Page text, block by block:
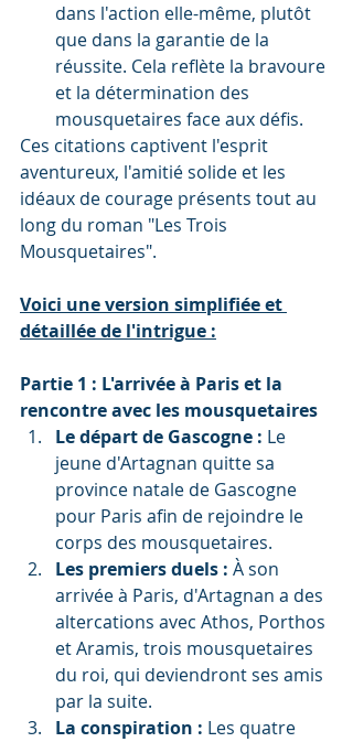
dans l'action elle-même, plutôt
que dans la garantie de la
réussite. Cela reflète la bravoure
et la détermination des
mousquetaires face aux défis.
Ces citations captivent l'esprit
aventureux, l'amitié solide et les
idéaux de courage présents tout au
long du roman "Les Trois
Mousquetaires".
Voici une version simplifiée et
détaillée de l'intrigue :
Partie 1 : L'arrivée à Paris et la
rencontre avec les mousquetaires
Le départ de Gascogne : Le
jeune d'Artagnan quitte sa
province natale de Gascogne
pour Paris afin de rejoindre le
corps des mousquetaires.
Les premiers duels : À son
arrivée à Paris, d'Artagnan a des
altercations avec Athos, Porthos
et Aramis, trois mousquetaires
du roi, qui deviendront ses amis
par la suite.
La conspiration : Les quatre